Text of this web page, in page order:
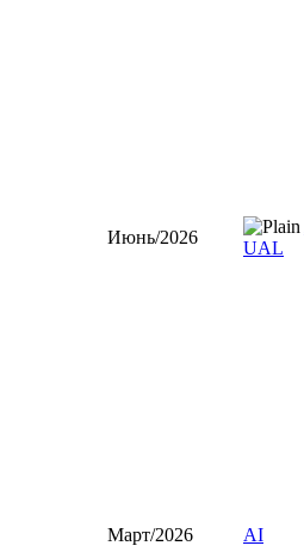
Июнь/2026
UAL
Март/2026 AI